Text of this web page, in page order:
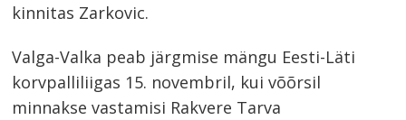
kinnitas Zarkovic.
Valga-Valka peab järgmise mängu Eesti-Läti
korvpalliliigas 15. novembril, kui võõrsil
minnakse vastamisi Rakvere Tarva